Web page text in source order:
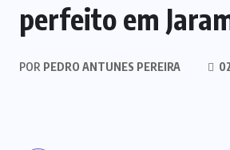
perfeito em
POR PEDRO ANTUNES PEREIRA